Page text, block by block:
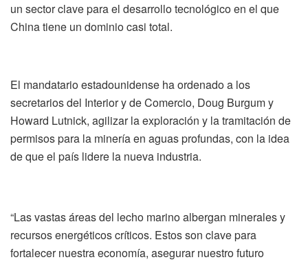
un sector clave para el desarrollo tecnológico en el que
China tiene un dominio casi total.
El mandatario estadounidense ha ordenado a los
secretarios del Interior y de Comercio, Doug Burgum y
Howard Lutnick, agilizar la exploración y la tramitación de
permisos para la minería en aguas profundas, con la idea
de que el país lidere la nueva industria.
“Las vastas áreas del lecho marino albergan minerales y
recursos energéticos críticos. Estos son clave para
fortalecer nuestra economía, asegurar nuestro futuro